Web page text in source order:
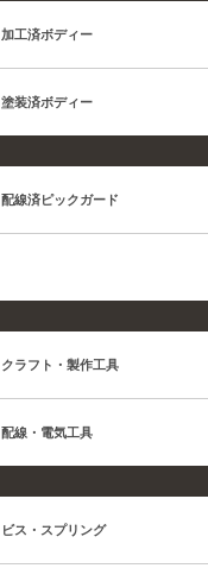
加工済ボディー
塗装済ボディー
配線済ピックガード
クラフト・製作工具
配線・電気工具
ビス・スプリング